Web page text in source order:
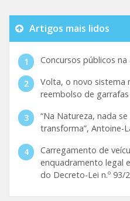
Artigos mais lidos
Concursos públicos
Volta, o novo sistema
reembolso de
“Na Natureza, nada
transforma”, Antoine-
Carregamento de
enquadramento legal
do Decreto-Lei n.º 93/